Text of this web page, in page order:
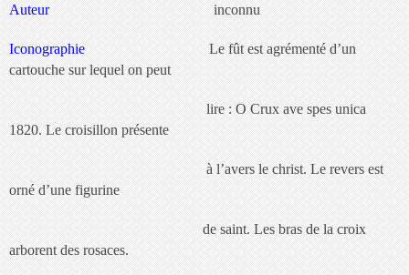
Auteurinconnu
IconographieLe fût est agrémenté d’un
cartouche sur lequel on peut
lire : O Crux ave spes unica
1820. Le croisillon présente
à l’avers le christ. Le revers est
orné d’une figurine
de saint. Les bras de la croix
arborent des rosaces.